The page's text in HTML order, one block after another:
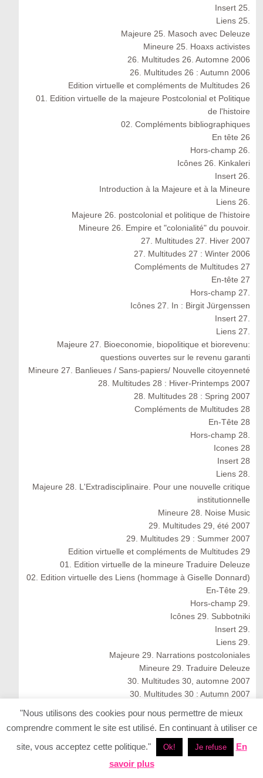
Insert 25.
Liens 25.
Majeure 25. Masoch avec Deleuze
Mineure 25. Hoaxs activistes
26. Multitudes 26. Automne 2006
26. Multitudes 26 : Autumn 2006
Edition virtuelle et compléments de Multitudes 26
01. Edition virtuelle de la majeure Postcolonial et Politique
de l'histoire
02. Compléments bibliographiques
En tête 26
Hors-champ 26.
Icônes 26. Kinkaleri
Insert 26.
Introduction à la Majeure et à la Mineure
Liens 26.
Majeure 26. postcolonial et politique de l'histoire
Mineure 26. Empire et "colonialité" du pouvoir.
27. Multitudes 27. Hiver 2007
27. Multitudes 27 : Winter 2006
Compléments de Multitudes 27
En-tête 27
Hors-champ 27.
Icônes 27. In : Birgit Jürgenssen
Insert 27.
Liens 27.
Majeure 27. Bioeconomie, biopolitique et biorevenu:
questions ouvertes sur le revenu garanti
Mineure 27. Banlieues / Sans-papiers/ Nouvelle citoyenneté
28. Multitudes 28 : Hiver-Printemps 2007
28. Multitudes 28 : Spring 2007
Compléments de Multitudes 28
En-Tête 28
Hors-champ 28.
Icones 28
Insert 28
Liens 28.
Majeure 28. L'Extradisciplinaire. Pour une nouvelle critique
institutionnelle
Mineure 28. Noise Music
29. Multitudes 29, été 2007
29. Multitudes 29 : Summer 2007
Edition virtuelle et compléments de Multitudes 29
01. Edition virtuelle de la mineure Traduire Deleuze
02. Edition virtuelle des Liens (hommage à Giselle Donnard)
En-Tête 29.
Hors-champ 29.
Icônes 29. Subbotniki
Insert 29.
Liens 29.
Majeure 29. Narrations postcoloniales
Mineure 29. Traduire Deleuze
30. Multitudes 30, automne 2007
30. Multitudes 30 : Autumn 2007
Icônes 30
Insert 30.
Liens 30.
Majeure 30. Réseaux autochtones : résonances
"Nous utilisons des cookies pour nous permettre de mieux
comprendre comment le site est utilisé. En continuant à utiliser ce
site, vous acceptez cette politique."
Ok! Je refuse
En
savoir plus